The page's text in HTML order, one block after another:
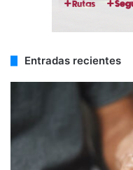
Entradas recientes